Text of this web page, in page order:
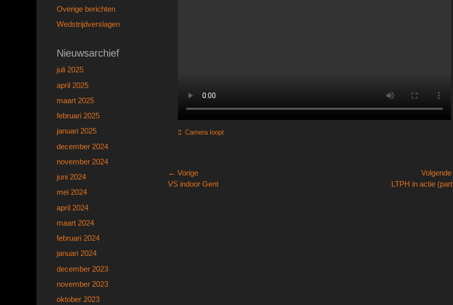
Categorieën
Camera loopt
Bericht
navigatie
← Vorige
Vorig
VS indoor Gent LTPH in actie
Overige berichten
Wedstrijdverslagen
Nieuwsarchief
juli 2025
april 2025
maart 2025
februari 2025
januari 2025
december 2024
november 2024
juni 2024
mei 2024
april 2024
maart 2024
februari 2024
januari 2024
december 2023
november 2023
oktober 2023